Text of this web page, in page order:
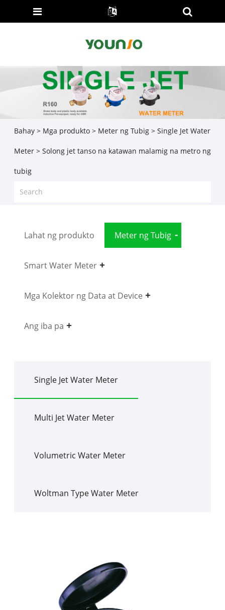
Bahay > Mga produkto> Meter ng Tubig> Single Jet Water
Meter> Solong jet tanso na katawan malamig na metro ng
tubig
Lahat ng produkto Meter ng Tubig
Smart Water Meter
Mga Kolektor ng Data at Device
Ang iba pa
Single Jet Water Meter
Multi Jet Water Meter
Volumetric Water Meter
Woltman Type Water Meter